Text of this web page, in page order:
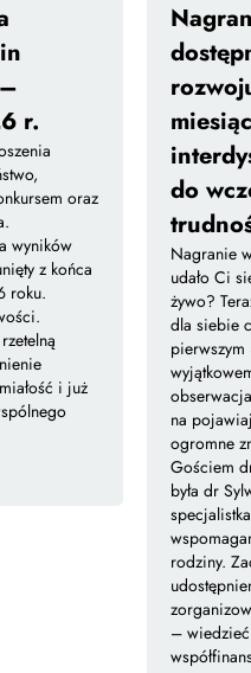
r.
oraz
wyników
z końca
roku.
i już
do
Nagranie
udało Ci
żywo?
dla siebie
na
ogromne
Gościem
była dr
rodziny.
–